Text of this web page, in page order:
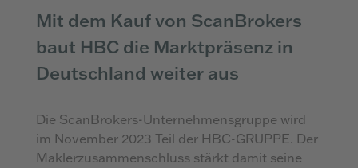
Mit dem Kauf von ScanBrokers
baut HBC die Marktpräsenz in
Deutschland weiter aus
Die ScanBrokers-Unternehmensgruppe wird
im November 2023 Teil der HBC-GRUPPE. Der
Maklerzusammenschluss stärkt damit seine